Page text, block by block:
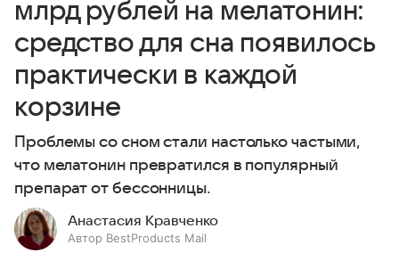
млрд рублей на мелатонин:
средство для сна появилось
практически в каждой
корзине
Проблемы со сном стали настолько частыми,
что мелатонин превратился в популярный
препарат от бессонницы.
Анастасия Кравченко
Автор BestProducts Mail